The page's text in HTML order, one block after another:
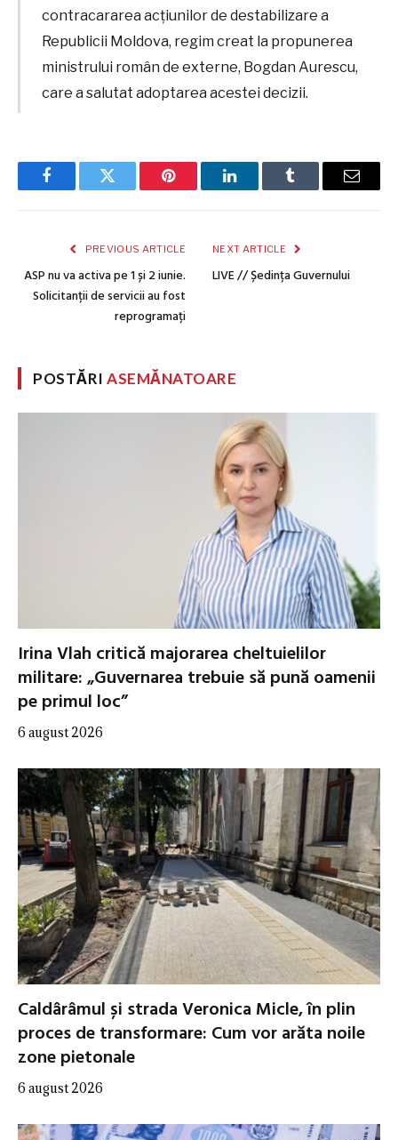
contracararea acțiunilor de destabilizare a
Republicii Moldova, regim creat la propunerea
ministrului român de externe, Bogdan Aurescu,
care a salutat adoptarea acestei decizii.
FacebookTwitter Pinterest LinkedInTumblr Email
PREVIOUS ARTICLE
ASP nu va activa pe 1 și 2 iunie.
Solicitanții de servicii au fost
reprogramați
NEXT ARTICLE
LIVE // Ședința Guvernului
POSTĂRIASEMĂNATOARE
Irina Vlah critică majorarea cheltuielilor
militare: „Guvernarea trebuie să pună oamenii
pe primul loc”
6 august 2026
Caldârâmul și strada Veronica Micle, în plin
proces de transformare: Cum vor arăta noile
zone pietonale
6 august 2026